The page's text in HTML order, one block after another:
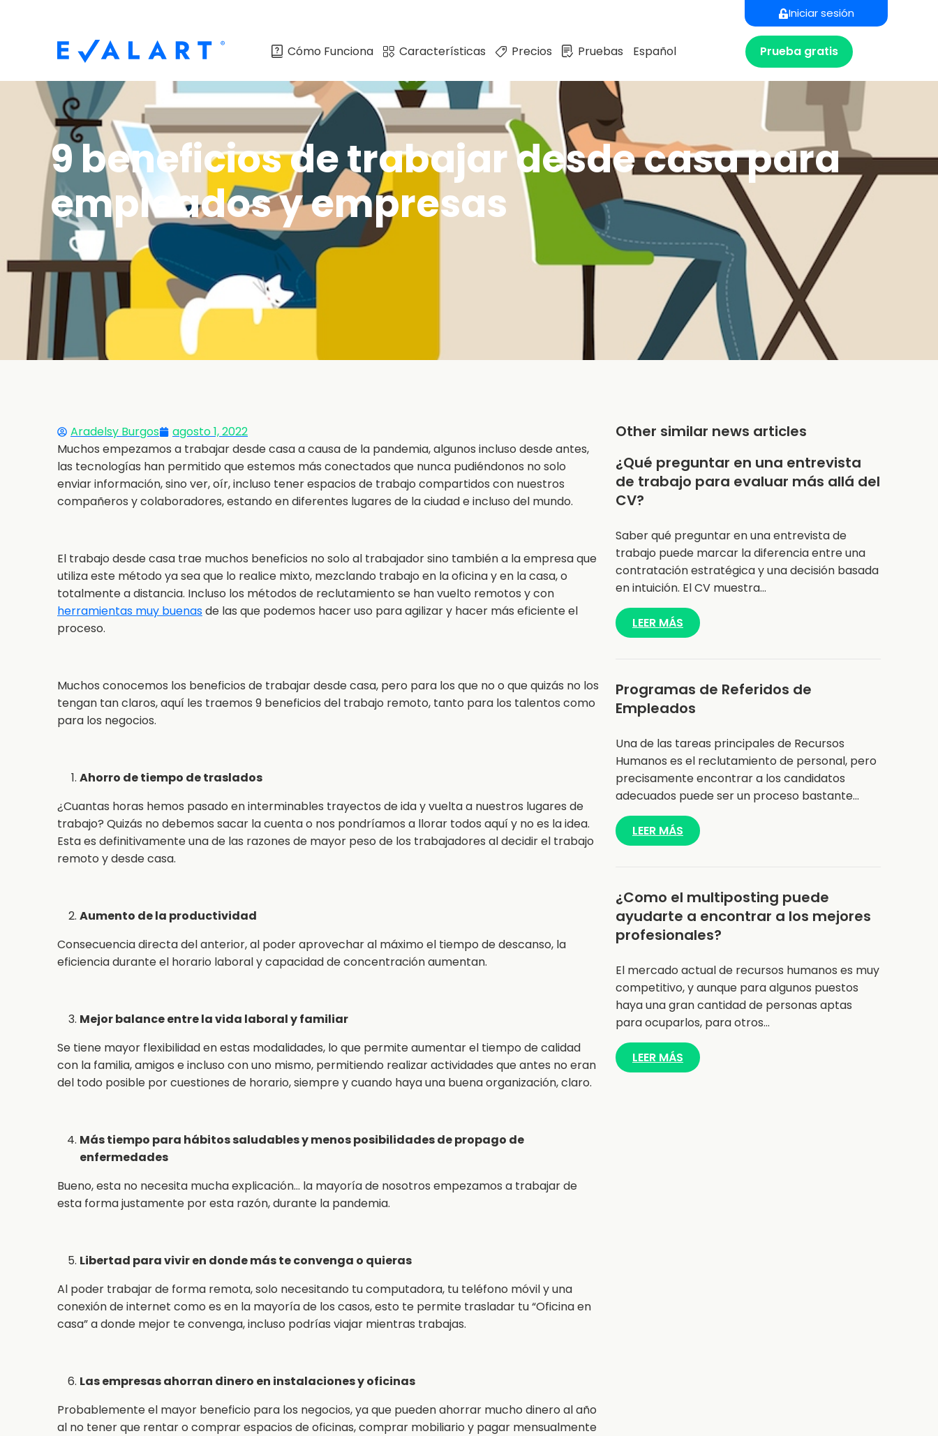
Iniciar sesión
Cómo Funciona Características Precios Pruebas Español Prueba gratis
9 beneficios de trabajar desde casa para
empleados y empresas
Aradelsy Burgos
agosto 1, 2022
Muchos empezamos a trabajar desde casa a causa de la pandemia, algunos incluso desde antes,
las tecnologías han permitido que estemos más conectados que nunca pudiéndonos no solo
enviar información, sino ver, oír, incluso tener espacios de trabajo compartidos con nuestros
compañeros y colaboradores, estando en diferentes lugares de la ciudad e incluso del mundo.
El trabajo desde casa trae muchos beneficios no solo al trabajador sino también a la empresa que
utiliza este método ya sea que lo realice mixto, mezclando trabajo en la oficina y en la casa, o
totalmente a distancia. Incluso los métodos de reclutamiento se han vuelto remotos y con
herramientas muy buenasde las que podemos hacer uso para agilizar y hacer más eficiente el
proceso.
Muchos conocemos los beneficios de trabajar desde casa, pero para los que no o que quizás no los
tengan tan claros, aquí les traemos 9 beneficios del trabajo remoto, tanto para los talentos como
para los negocios.
Ahorro de tiempo de traslados
¿Cuantas horas hemos pasado en interminables trayectos de ida y vuelta a nuestros lugares de
trabajo? Quizás no debemos sacar la cuenta o nos pondríamos a llorar todos aquí y no es la idea.
Esta es definitivamente una de las razones de mayor peso de los trabajadores al decidir el trabajo
remoto y desde casa.
Aumento de la productividad
Consecuencia directa del anterior, al poder aprovechar al máximo el tiempo de descanso, la
eficiencia durante el horario laboral y capacidad de concentración aumentan.
Mejor balance entre la vida laboral y familiar
Se tiene mayor flexibilidad en estas modalidades, lo que permite aumentar el tiempo de calidad
con la familia, amigos e incluso con uno mismo, permitiendo realizar actividades que antes no eran
del todo posible por cuestiones de horario, siempre y cuando haya una buena organización, claro.
Más tiempo para hábitos saludables y menos posibilidades de propago de
enfermedades
Bueno, esta no necesita mucha explicación… la mayoría de nosotros empezamos a trabajar de
esta forma justamente por esta razón, durante la pandemia.
Libertad para vivir en donde más te convenga o quieras
Al poder trabajar de forma remota, solo necesitando tu computadora, tu teléfono móvil y una
conexión de internet como es en la mayoría de los casos, esto te permite trasladar tu “Oficina en
casa” a donde mejor te convenga, incluso podrías viajar mientras trabajas.
Las empresas ahorran dinero en instalaciones y oficinas
Probablemente el mayor beneficio para los negocios, ya que pueden ahorrar mucho dinero al año
al no tener que rentar o comprar espacios de oficinas, comprar mobiliario y pagar mensualmente
Other similar news articles
¿Qué preguntar en una entrevista
de trabajo para evaluar más allá del
CV?
Saber qué preguntar en una entrevista de
trabajo puede marcar la diferencia entre una
contratación estratégica y una decisión basada
en intuición. El CV muestra…
LEER MÁS
Programas de Referidos de
Empleados
Una de las tareas principales de Recursos
Humanos es el reclutamiento de personal, pero
precisamente encontrar a los candidatos
adecuados puede ser un proceso bastante…
LEER MÁS
¿Como el multiposting puede
ayudarte a encontrar a los mejores
profesionales?
El mercado actual de recursos humanos es muy
competitivo, y aunque para algunos puestos
haya una gran cantidad de personas aptas
para ocuparlos, para otros…
LEER MÁS